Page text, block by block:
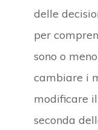
delle
per
sono o
cambiare i
modificare
seconda